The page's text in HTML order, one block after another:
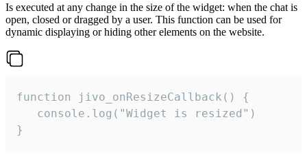
Is executed at any change in the size of the widget: when the chat is
open, closed or dragged by a user. This function can be used for
dynamic displaying or hiding other elements on the website.
function jivo_onResizeCallback() {
   console.log("Widget is resized")
}